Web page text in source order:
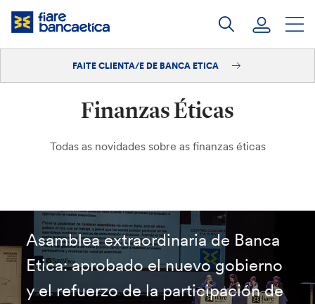
Saltar
FAITE CLIENTA/E DE BANCA ETICA
Finanzas Éticas
Todas as novidades sobre as finanzas éticas
Asamblea extraordinaria de Banca
Etica: aprobado el nuevo gobierno
y el refuerzo de la participación de